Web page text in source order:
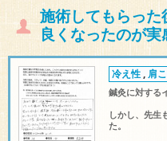
施術してもらっ
良くなったのが実
冷え性, 肩
鍼灸に対する
しかし、先生
た。